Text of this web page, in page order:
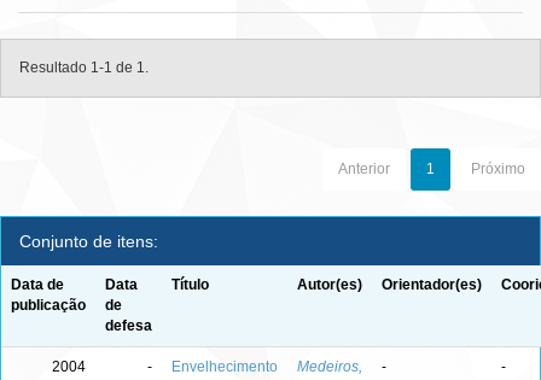
Resultado 1-1 de 1.
Anterior 1 Próximo
Conjunto de itens:
Data de
publicação
Data
de
defesa
Título Autor(es) Orientador(es)
2004 -
Envelhecimento
Medeiros,
- -